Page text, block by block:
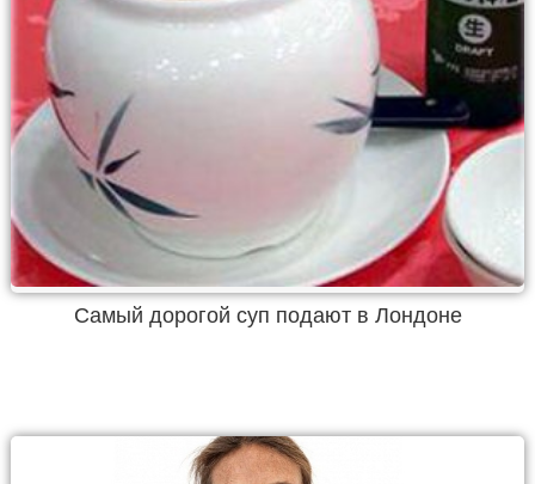
Самый дорогой суп подают в Лондоне